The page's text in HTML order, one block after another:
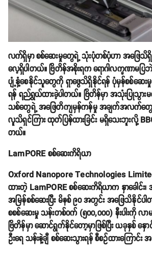
လက်ရှိမှာ စစ်ဆေးမှုတွေရဲ့ သုံးပုံတစ်ပုံဟာ အဖြေသိရှိရ
လေ့ရှိပါတယ်။ ဗြိတိန်အစိုးရက ရောဂါလက္ခဏာမပ
ပျံ့နှံ့စေနိုင်သူတွေကို ရှာဖွေသိရှိနိုင်ရန် ပုံမှန်စစ်ဆေးမှု
ရန် ရည်ရွယ်ထားခဲ့ပါတယ်။ ဗြိတိန်မှာ အသုံးပြုသွာ
သစ်တွေရဲ့ အဖြေတိကျမှန်ကန်မှု အချက်အလက်တွ
လူသိရှင်ကြား ထုတ်ပြန်ထားခြင်း မရှိသေးဘူးလို့
တယ်။
LamPORE စစ်ဆေးကိရိယာ
Oxford Nanopore Technologies
ထားတဲ့ LamPORE စစ်‌ဆေးကိရိယာက နှာခေါင်း
အမြန်စစ်ဆေးပြီး မိနစ် ၉၀ အတွင်း အဖြေသိနိုင်ပ
စစစ်ဆေးမှု သန်းတစ်ဝက် (၅၀၀,၀၀၀) နီးပါးကို
ဗြိတိန်မှာ ဆောင်ရွက်နိုင်တော့မှာဖြစ်ပြီး ယခုနှစ် နှေ
ဦးရေ သန်းနဲ့ချီ စစ်ဆေးသွားရန် စီစဥ်ထားကြောင်း